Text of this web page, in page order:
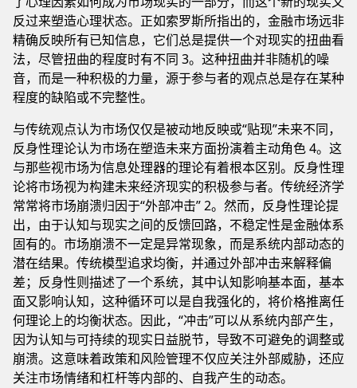
反过来塑造心理状态。正如索罗斯所指出的，金融市场远非
精确反映所有已知信息，它们总是提供一个对现实的扭曲看
法，尽管扭曲的程度时有不同 3。这种扭曲并非随机的噪
音，而是一种积极的力量，源于参与者的观点总是存在某种
程度的缺陷或不完整性。
与传统观点认为市场仅仅是被动地反映或“贴现”未来不同，
反身性理论认为市场在塑造未来方面扮演着主动角色 4。这
与那些视市场为信息处理器的理论有着根本区别。反身性理
论将市场视为构建未来经济现实的积极参与者。传统经济学
常常将市场崩溃归因于“外部冲击” 2。然而，反身性理论提
出，由于认知与现实之间的反馈回路，不稳定性是金融体系
固有的。市场崩溃不一定是异常现象，而是系统内部动态的
潜在结果。传统模型追求均衡，并通过外部冲击来解释偏
差；反身性则描述了一个系统，其中认知影响基本面，基本
面又影响认知，这种循环可以是自我强化的，将价格推离任
何理论上的均衡状态。因此，“冲击”可以从系统内部产生，
因为认知与可持续的现实日益脱节，导致不可避免的调整或
崩溃。这意味着政策和风险管理不仅应关注外部威胁，还应
关注市场情绪和杠杆等内部的、自我产生的动态。